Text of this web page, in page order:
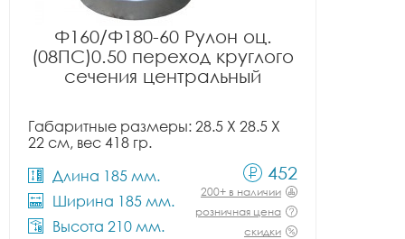
Ф160/Ф180-60 Рулон оц.
(08ПС)0.50 переход круглого
сечения центральный
Габаритные размеры: 28.5 X 28.5 X
22 см, вес 418 гр.
Длина 185 мм.
Ширина 185 мм.
Высота 210 мм.
452
200+ в наличии
розничная цена
скидки